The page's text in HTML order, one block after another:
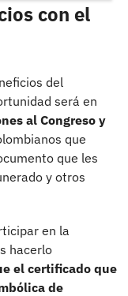
con el
del
será en
al Congreso y
que
que les
y otros
en la
hacerlo
el certificado que
de